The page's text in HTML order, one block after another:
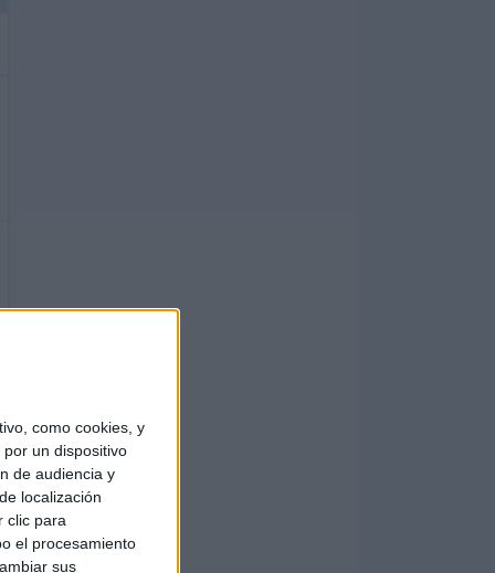
como cookies, y
un dispositivo
de audiencia y
localización
clic para
el procesamiento
sus